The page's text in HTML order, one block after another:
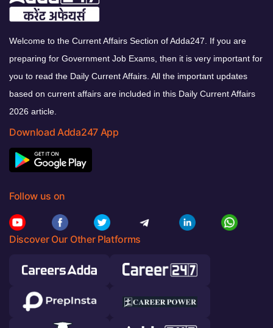
Welcome to the Current Affairs Section of Adda247. If you are
preparing for Government Job Exams, then it is very important for
you to read the Daily Current Affairs. All the important updates
based on current affairs are included in this Daily Current Affairs
2026 article.
Download Adda247 App
Follow us on
Discover Our Other Platforms